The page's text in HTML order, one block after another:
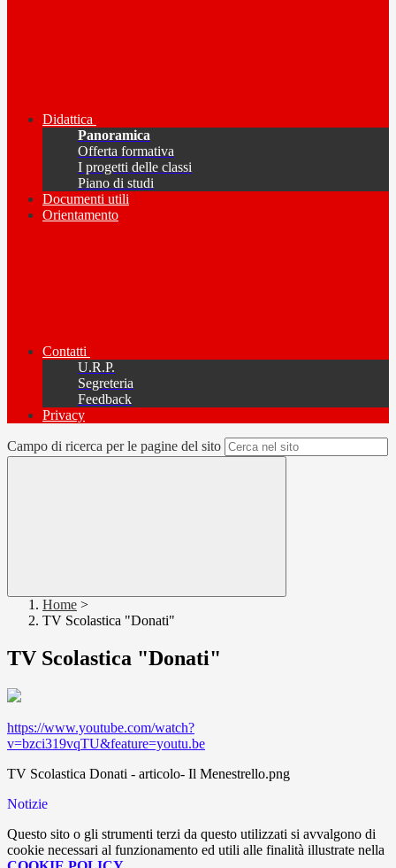
Didattica
Panoramica
Offerta formativa
I progetti delle classi
Piano di studi
Documenti utili
Orientamento
Contatti
U.R.P.
Segreteria
Feedback
Privacy
Campo di ricerca per le pagine del sito
Home >
TV Scolastica "Donati"
TV Scolastica "Donati"
https://www.youtube.com/watch?
v=bzci319vqTU&feature=youtu.be
TV Scolastica Donati - articolo- Il Menestrello.png
Notizie
Questo sito o gli strumenti terzi da questo utilizzati si avvalgono di
cookie necessari al funzionamento ed utili alle finalità illustrate nella